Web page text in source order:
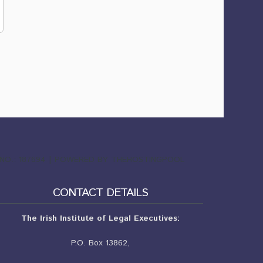
187694 | POWERED BY THEHOSTINGPOOL
CONTACT DETAILS
The Irish Institute of Legal Executives:
P.O. Box 13862,